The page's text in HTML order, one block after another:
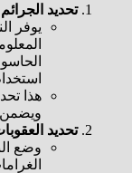
تحديد
يوفر
هذا
ويضمن
تحديد
وضع